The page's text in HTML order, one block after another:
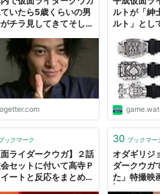
いたら5歳くらいの男
チラ見してきてそし
ルトが「紳
ルト」とし
ウガ」から
ィケイド
展開
ックマーク
面ライダークウガ】２話
セットに付いて高寺Ｐ
ートと反応をまとめて
30 ブックマー
オダギリジ
ダークウガ
た」特撮映